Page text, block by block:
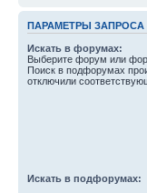
ПАРАМЕТРЫ ЗАПРОСА
Искать в форумах:
Выберите форум или
Поиск в подфорумах
отключили
Искать в подфорумах: